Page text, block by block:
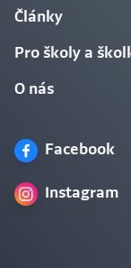
Články
Pro školy a
O nás
Facebook
Instagram